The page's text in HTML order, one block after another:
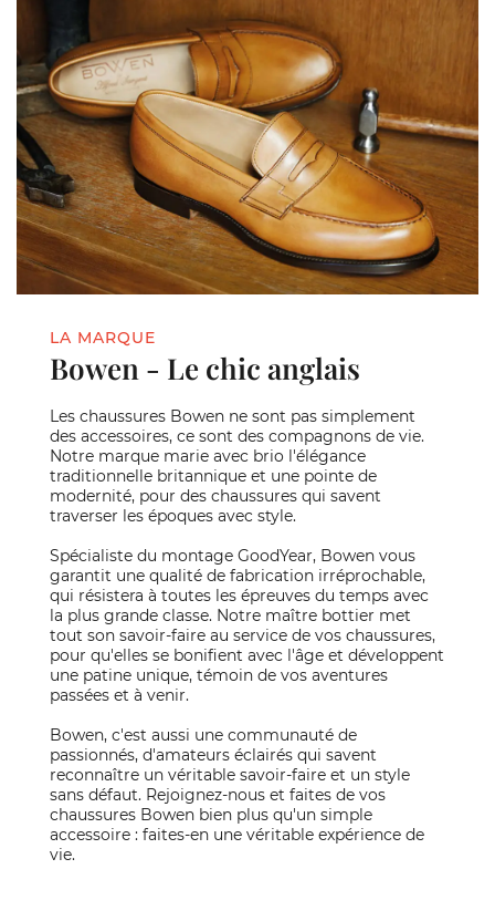
LA MARQUE
Bowen - Le chic anglais
Les chaussures Bowen ne sont pas simplement
des accessoires, ce sont des compagnons de vie.
Notre marque marie avec brio l'élégance
traditionnelle britannique et une pointe de
modernité, pour des chaussures qui savent
traverser les époques avec style.
Spécialiste du montage GoodYear, Bowen vous
garantit une qualité de fabrication irréprochable,
qui résistera à toutes les épreuves du temps avec
la plus grande classe. Notre maître bottier met
tout son savoir-faire au service de vos chaussures,
pour qu'elles se bonifient avec l'âge et développent
une patine unique, témoin de vos aventures
passées et à venir.
Bowen, c'est aussi une communauté de
passionnés, d'amateurs éclairés qui savent
reconnaître un véritable savoir-faire et un style
sans défaut. Rejoignez-nous et faites de vos
chaussures Bowen bien plus qu'un simple
accessoire : faites-en une véritable expérience de
vie.